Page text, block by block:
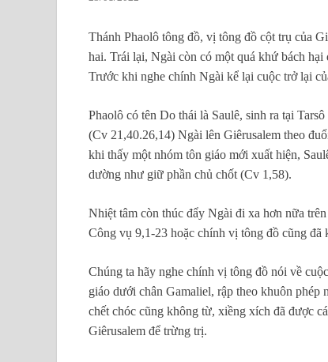
Thánh Phaolô tông đồ, vị tông đồ cột trụ của
hai. Trái lại, Ngài còn có một quá khứ bách
Trước khi nghe chính Ngài kể lại cuộc trở lại
Phaolô có tên Do thái là Saulê, sinh ra tại
(Cv 21,40.26,14) Ngài lên Giêrusalem theo
khi thấy một nhóm tôn giáo mới xuất hiện,
dường như giữ phần chủ chốt (Cv 1,58).
Nhiệt tâm còn thúc đẩy Ngài đi xa hơn nữa
Công vụ 9,1-23 hoặc chính vị tông đồ cũng
Chúng ta hãy nghe chính vị tông đồ nói về
giáo dưới chân Gamaliel, rập theo khuôn phép
chết chóc cũng không từ, xiềng xích đã được
Giêrusalem để trừng trị.